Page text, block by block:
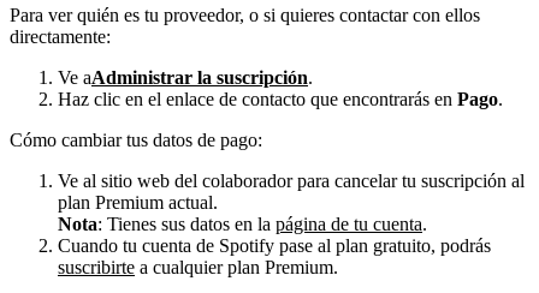
Para ver quién es tu proveedor, o si quieres contactar con ellos
directamente:
Ve aAdministrar la suscripción.
Haz clic en el enlace de contacto que encontrarás en Pago.
Cómo cambiar tus datos de pago:
Ve al sitio web del colaborador para cancelar tu suscripción al
plan Premium actual.
Nota: Tienes sus datos en la página de tu cuenta.
Cuando tu cuenta de Spotify pase al plan gratuito, podrás
suscribirte a cualquier plan Premium.